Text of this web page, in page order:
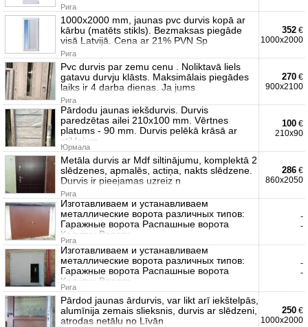
Рига
1000x2000 mm, jaunas pvc durvis kopā ar
kārbu (matēts stikls). Bezmaksas piegāde
visā Latvijā. Cena ar 21% PVN Sp
Рига
352 €
1000x2000
Pvc durvis par zemu cenu . Noliktavā liels
gatavu durvju klāsts. Maksimālais piegādes
laiks ir 4 darba dienas. Ja jums
Рига
270 €
900x2100
Pārdodu jaunas iekšdurvis. Durvis
paredzētas ailei 210x100 mm. Vērtnes
platums - 90 mm. Durvis pelēkā krāsā ar
stiklojum
Юрмала
100 €
210x90
Metāla durvis ar Mdf siltinājumu, komplektā 2
slēdzenes, apmalēs, actiņa, nakts slēdzene.
Durvis ir pieejamas uzreiz n
Рига
286 €
860x2050
Изготавливаем и устанавливаем
металлические ворота различных типов:
Гаражные ворота Распашные ворота
Калитки Ворота
Рига
-
-
Изготавливаем и устанавливаем
металлические ворота различных типов:
Гаражные ворота Распашные ворота
Калитки Ворота
Рига
-
-
Pārdod jaunas ārdurvis, var likt arī iekštelpās,
alumīnija zemais slieksnis, durvis ar slēdzeni,
atrodas netālu no Līvān
250 €
1000x2000